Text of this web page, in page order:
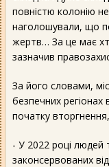
повністю колонію
наголошували, що
жертв… За це має
зазначив
За його словами,
безпечних
початку
- У 2022 році людей
законсервованих